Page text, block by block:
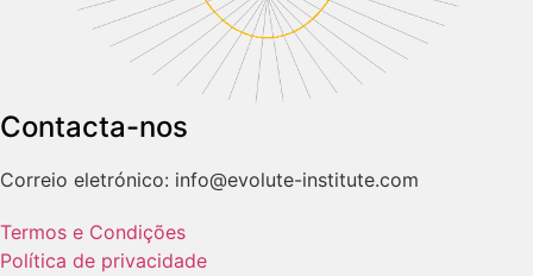
Contacta-nos
Correio eletrónico: info@evolute-institute.com
Termos e Condições
Política de privacidade